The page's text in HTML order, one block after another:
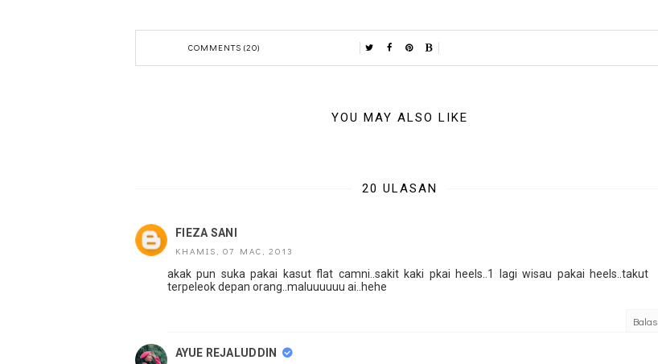
COMMENTS (20)
YOU MAY ALSO LIKE
20 ULASAN
FIEZA SANI
KHAMIS, 07 MAC, 2013
akak pun suka pakai kasut flat camni..sakit kaki pkai heels..1 lagi wisau pakai heels..takut
terpeleok depan orang..maluuuuuu ai..hehe
Balas
AYUE REJALUDDIN